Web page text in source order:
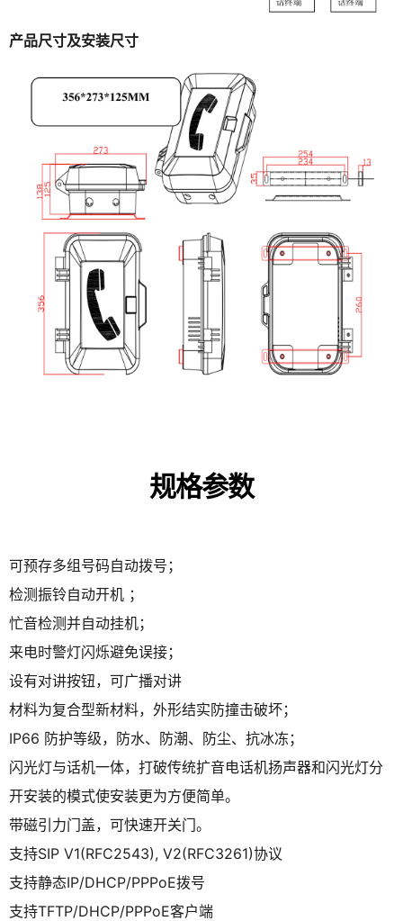
产品尺寸及安装尺寸
规格参数
可预存多组号码自动拨号；
检测振铃自动开机 ；
忙音检测并自动挂机；
来电时警灯闪烁避免误接；
设有对讲按钮，可广播对讲
材料为复合型新材料，外形结实防撞击破坏；
IP66 防护等级，防水、防潮、防尘、抗冰冻；
闪光灯与话机一体，打破传统扩音电话机扬声器和闪光灯分
开安装的模式使安装更为方便简单。
带磁引力门盖，可快速开关门。
支持SIP V1(RFC2543), V2(RFC3261)协议
支持静态IP/DHCP/PPPoE拨号
支持TFTP/DHCP/PPPoE客户端